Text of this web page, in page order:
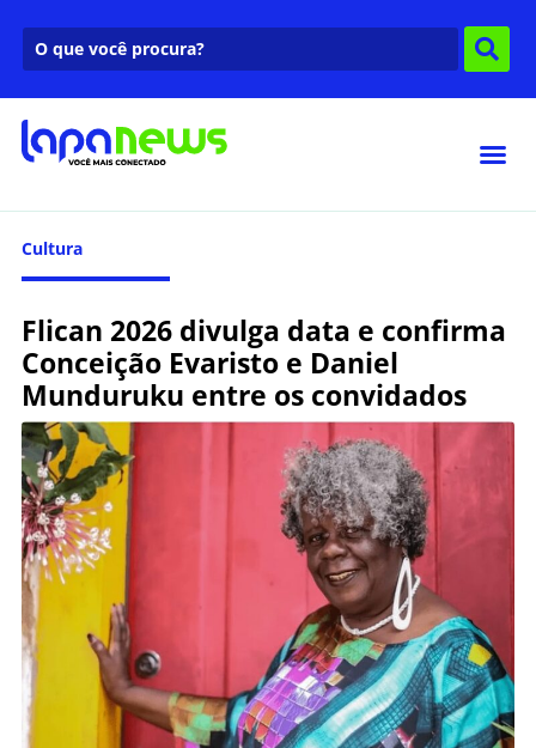
Cultura
Flican 2026 divulga data e confirma
Conceição Evaristo e Daniel
Munduruku entre os convidados